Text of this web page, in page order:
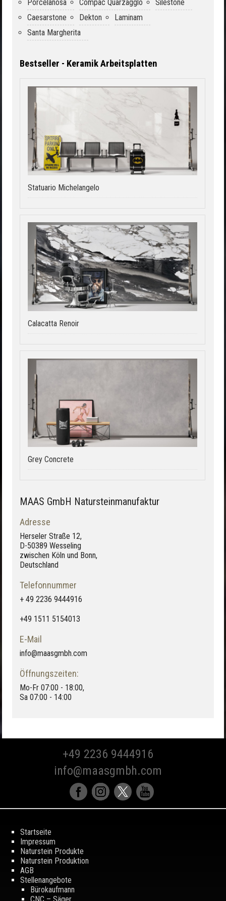
Porcelanosa Compac Quarzagglo
Silestone
Caesarstone
Dekton
Laminam
Santa Margherita
Bestseller - Keramik Arbeitsplatten
Statuario Michelangelo
Calacatta Renoir
Grey Concrete
MAAS GmbH Natursteinmanufaktur
Adresse
Herseler Straße 12,
D-50389 Wesseling
zwischen Köln und Bonn,
Deutschland
Telefonnummer
+ 49 2236 9444916
+49 1511 5154013
E-Mail
info@maasgmbh.com
Öffnungszeiten:
Mo-Fr 07:00 - 18:00,
Sa 07:00 - 14:00
+49 2236 9444916
info@maasgmbh.com
Startseite
Impressum
Naturstein Produkte
Naturstein Produktion
AGB
Stellenangebote
Bürokaufmann
CNC – Säger